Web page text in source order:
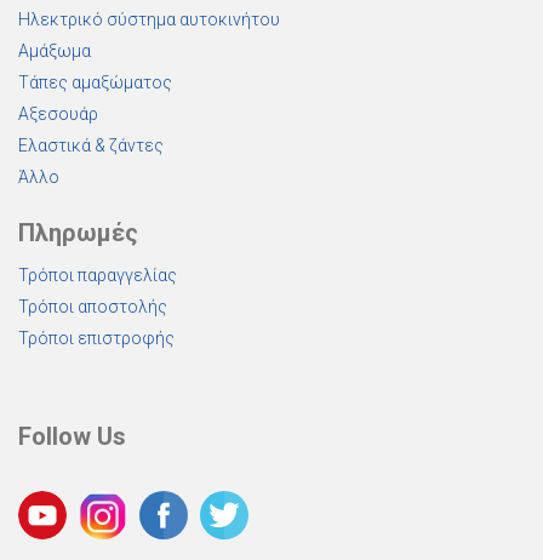
Ηλεκτρικό σύστημα αυτοκινήτου
Αμάξωμα
Τάπες αμαξώματος
Αξεσουάρ
Ελαστικά & ζάντες
Άλλο
Πληρωμές
Τρόποι παραγγελίας
Τρόποι αποστολής
Τρόποι επιστροφής
Follow Us